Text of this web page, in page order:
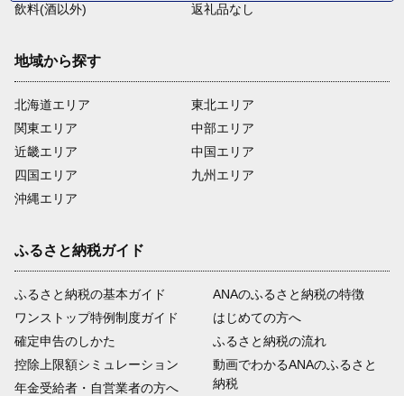
飲料(酒以外)
返礼品なし
地域から探す
北海道エリア
関東エリア
近畿エリア
四国エリア
沖縄エリア
東北エリア
中部エリア
中国エリア
九州エリア
ふるさと納税ガイド
ふるさと納税の基本ガイド
ワンストップ特例制度ガイド
確定申告のしかた
控除上限額シミュレーション
年金受給者・自営業者の方へ
ANAのふるさと納税の特徴
はじめての方へ
ふるさと納税の流れ
動画でわかるANAのふるさと
納税